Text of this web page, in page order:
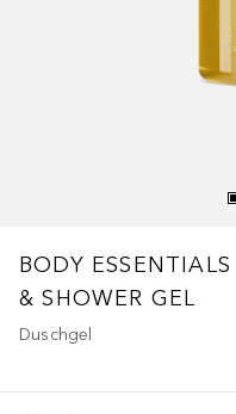
BODY ESSENTIALS
& SHOWER GEL
Duschgel